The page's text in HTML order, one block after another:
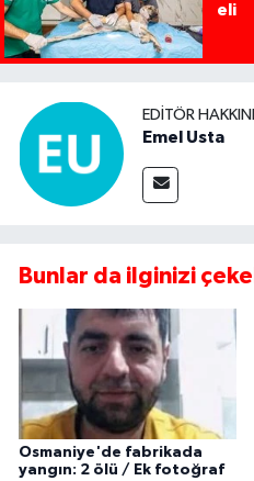
eli
EDITÖR
Emel Usta
Bunlar da ilginizi
Osmaniye'de fabrikada
yangın: 2 ölü / Ek fotoğraf